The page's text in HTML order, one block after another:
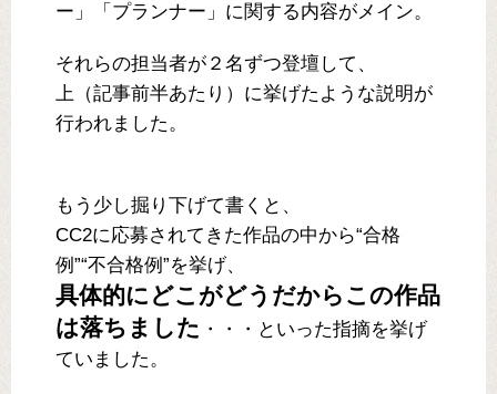
ー」「プランナー」に関する内容がメイン。
それらの担当者が２名ずつ登壇して、
上（記事前半あたり）に挙げたような説明が
行われました。
もう少し掘り下げて書くと、
CC2に応募されてきた作品の中から“合格
例”“不合格例”を挙げ、
具体的にどこがどうだからこの作品
は落ちました ・・・といった指摘を挙げ
ていました。